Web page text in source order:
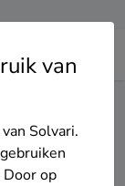
van
Solvari.
op